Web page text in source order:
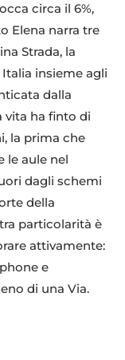
circa il 6%,
Elena narra tre
Strada, la
insieme agli
dalla
vita ha finto di
la prima che
le aule nel
dagli schemi
della
particolarità è
attivamente:
e
di una Via.